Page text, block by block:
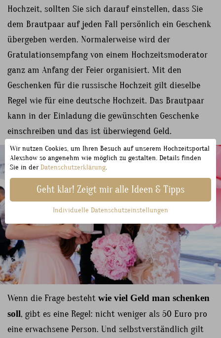
Hochzeit, sollten Sie sich darauf einstellen, dass Sie
dem Brautpaar auf jeden Fall persönlich ein Geschenk
übergeben werden. Normalerweise wird der
Gratulationsempfang von einem Hochzeitsmoderator
ganz am Anfang der Feier organisiert. Mit den
Geschenken für die russische Hochzeit gilt dieselbe
Regel wie für eine deutsche Hochzeit. Das Brautpaar
kann in der Einladung die gewünschten Geschenke
einschreiben und das ist überwiegend Geld.
Wenn die Frage besteht wie viel Geld man schenken
soll, gibt es eine Regel: nicht weniger als 50 Euro pro
eine erwachsene Person. Und selbstverständlich gilt
Wir nutzen Cookies, um Ihren Besuch auf unserem Hochzeitsportal
Alexshow so angenehm wie möglich zu gestalten. Details finden
Sie in derDatenschutzerklärung.
Geht klar! Zeigt mir alle Ideen & Tipps
Individuelle Datenschutzeinstellungen